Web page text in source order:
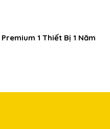
1 Thiết Bị 1 Năm